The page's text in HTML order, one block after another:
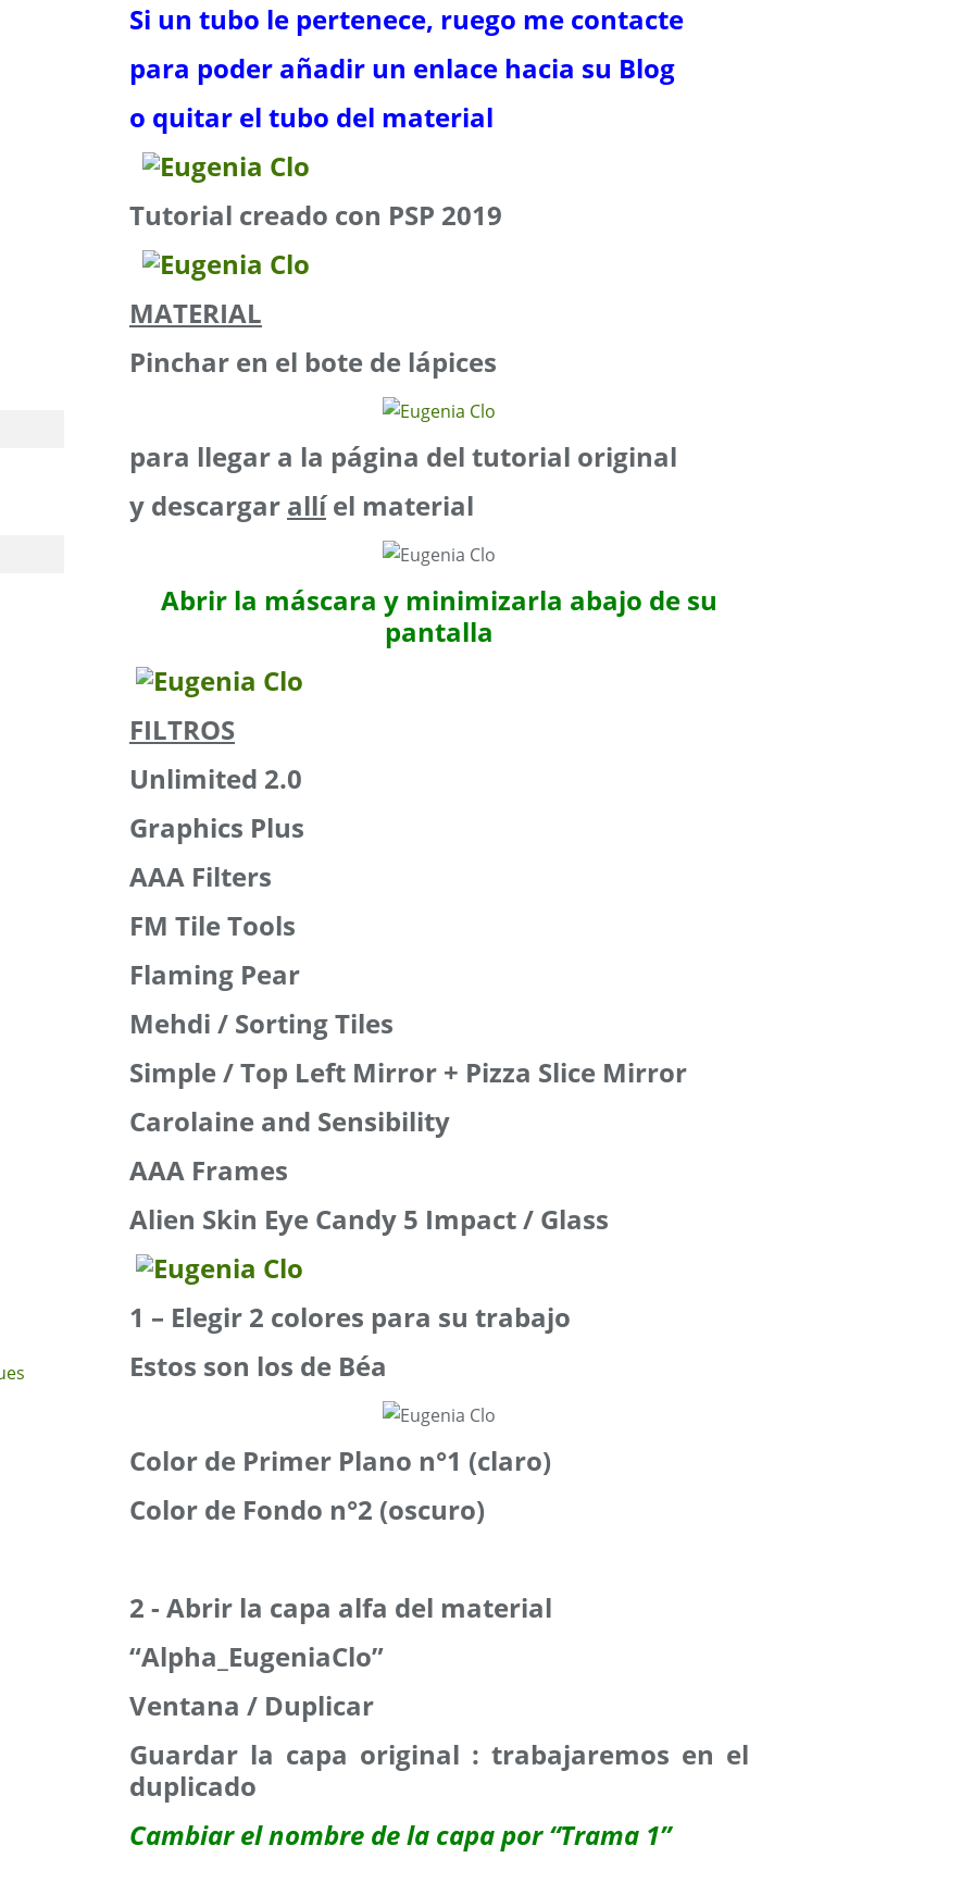
Si un tubo le pertenece, ruego me contacte
para poder añadir un enlace hacia su Blog
o quitar el tubo del material
Tutorial creado con PSP 2019
MATERIAL
Pinchar en el bote de lápices
para llegar a la página del tutorial original
y descargar allíel material
Abrir la máscara y minimizarla abajo de su
pantalla
FILTROS
Unlimited 2.0
Graphics Plus
AAA Filters
FM Tile Tools
Flaming Pear
Mehdi / Sorting Tiles
Simple / Top Left Mirror + Pizza Slice Mirror
Carolaine and Sensibility
AAA Frames
Alien Skin Eye Candy 5 Impact / Glass
1 – Elegir 2 colores para su trabajo
Estos son los de Béa
Color de Primer Plano n°1 (claro)
Color de Fondo n°2 (oscuro)
2 - Abrir la capa alfa del material
“Alpha_EugeniaClo”
Ventana / Duplicar
Guardar la capa original : trabajaremos en el
duplicado
Cambiar el nombre de la capa por “Trama 1”